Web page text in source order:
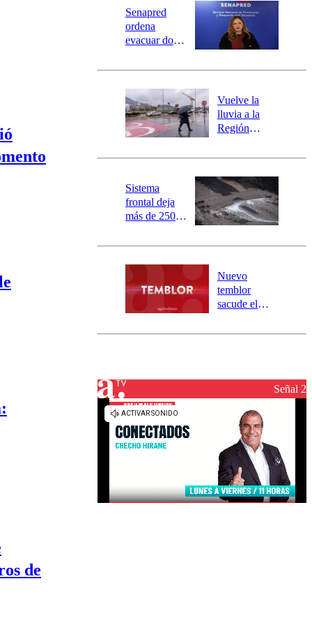
Universidad de Chile
Sustentabilidad
de
Senapred
ordena
evacuar dos
Carahue por
río Damas:
activa
mensajería
SAE
Vuelve la
lluvia a la
Región
este es el
la DMC para
este viernes
Sistema
frontal deja
más de 250
y 317
aisladas entre
Valparaíso y
Los Ríos
Nuevo
temblor
sacude el
revisa la
Señal 2